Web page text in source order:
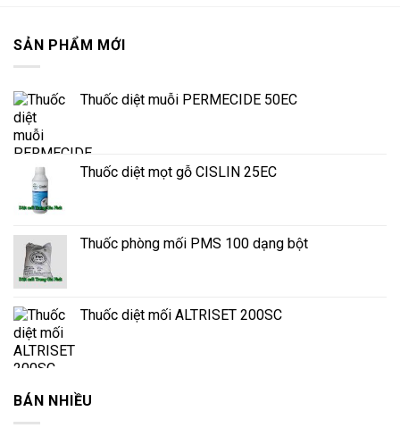
SẢN PHẨM MỚI
Thuốc diệt muỗi PERMECIDE 50EC
Thuốc diệt mọt gỗ CISLIN 25EC
Thuốc phòng mối PMS 100 dạng bột
Thuốc diệt mối ALTRISET 200SC
BÁN NHIỀU